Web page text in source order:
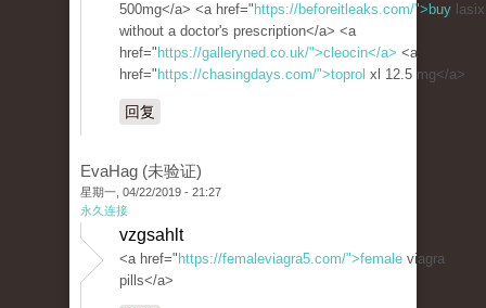
500mg</a> <a href=" https://beforeitleaks.com/">buy lasix
without a doctor's prescription</a> <a
href=" https://galleryned.co.uk/">cleocin</a> <a
href=" https://chasingdays.com/">toprol xl 12.5 mg</a>
回复
EvaHag (未验证)
星期一, 04/22/2019 - 21:27
永久连接
vzgsahlt
<a href=" https://femaleviagra5.com/">female viagra
pills</a>